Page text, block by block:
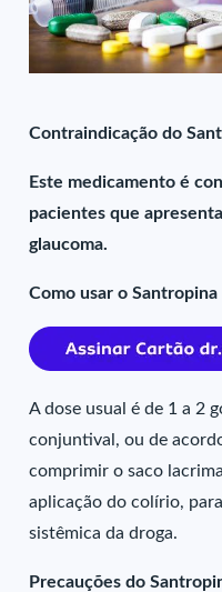
Contraindicação do
Este medicamento é
pacientes que
glaucoma.
Como usar o Santropina
A dose usual é de 1 a 2
conjuntival, ou de
comprimir o saco
aplicação do colírio,
sistêmica da droga.
Precauções do